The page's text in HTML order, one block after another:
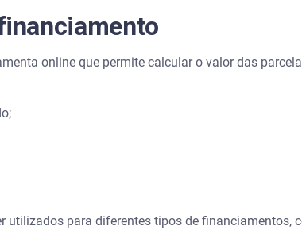
online do Serasa Crédito
online que permite calcular o valor das
utilizados para diferentes tipos de financiamentos,